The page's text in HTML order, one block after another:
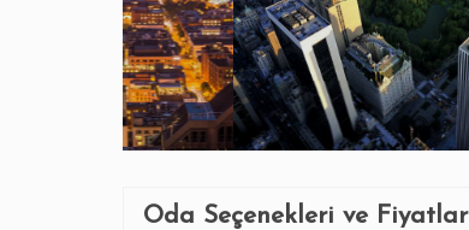
Oda Seçenekleri ve Fiyatlar